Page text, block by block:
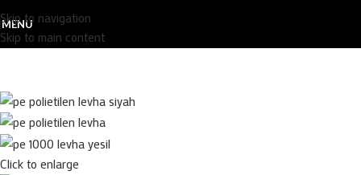
Skip to navigation
Skip to main content
MENU
Click to enlarge